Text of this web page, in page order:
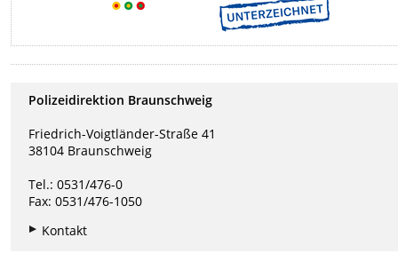
Polizeidirektion Braunschweig
Friedrich-Voigtländer-Straße 41
38104 Braunschweig
Tel.: 0531/476-0
Fax: 0531/476-1050
Kontakt